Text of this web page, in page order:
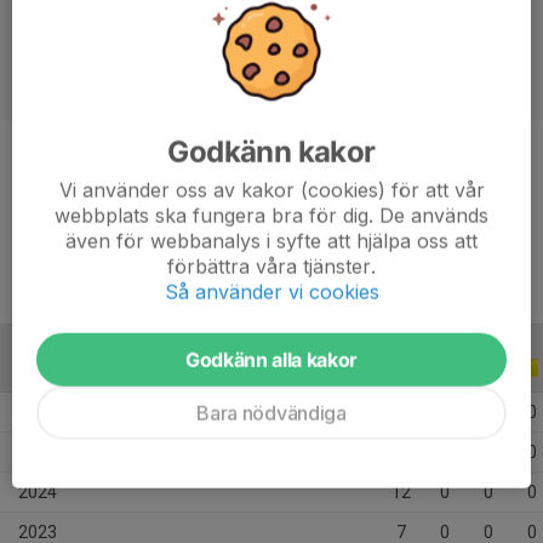
-
Ålder
14 år
ALLA SERIER ALLA ÅR
0
0
2024 12 0 0 0
2023 7 0 0 0
Godkänn kakor
Vi använder oss av kakor (cookies) för att vår
webbplats ska fungera bra för dig. De används
även för webbanalys i syfte att hjälpa oss att
förbättra våra tjänster.
Så använder vi cookies
Godkänn alla kakor
Bara nödvändiga